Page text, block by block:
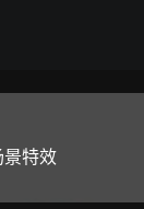
特效